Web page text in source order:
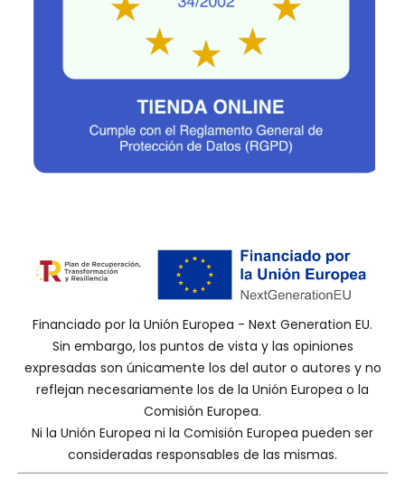
Financiado por la Unión Europea - Next Generation EU.
Sin embargo, los puntos de vista y las opiniones
expresadas son únicamente los del autor o autores y no
reflejan necesariamente los de la Unión Europea o la
Comisión Europea.
Ni la Unión Europea ni la Comisión Europea pueden ser
consideradas responsables de las mismas.